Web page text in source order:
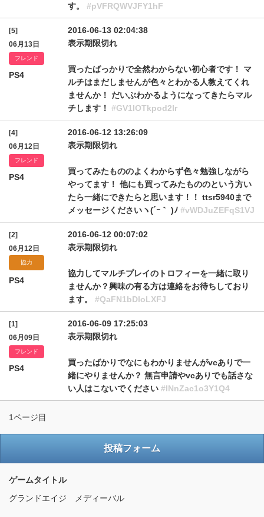
す。 #pVFRQWVJFY1hF
[5]
06月13日
フレンド
PS4
2016-06-13 02:04:38
表示期限切れ
買ったばっかりで全然わからない初心者です！ マ
ルチはまだしませんが色々とわかる人教えてくれ
ませんか！ だいぶわかるようになってきたらマル
チします！ #GV1lOTkpod2lr
[4]
06月12日
フレンド
PS4
2016-06-12 13:26:09
表示期限切れ
買ってみたもののよくわからず色々勉強しながら
やってます！ 他にも買ってみたもののという方い
たら一緒にできたらと思います！！ ttsr5940まで
メッセージくださいヽ(´ｰ｀ )ﾉ #vWDJuZEFqS1VJ
[2]
06月12日
協力
PS4
2016-06-12 00:07:02
表示期限切れ
協力してマルチプレイのトロフィーを一緒に取り
ませんか？興味の有る方は連絡をお待ちしており
ます。 #QaFN1bDloLXFJ
[1]
06月09日
フレンド
PS4
2016-06-09 17:25:03
表示期限切れ
買ったばかりでなにもわかりませんがvcありで一
緒にやりませんか？ 無言申請やvcありでも話さな
い人はこないでください #lNnZac1o3Y1Q4
1ページ目
投稿フォーム
ゲームタイトル
グランドエイジ メディーバル